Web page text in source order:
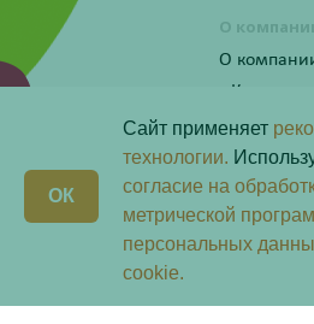
О
О
Контакты
Получите консультацию
8 (800) 201-40-60
Сайт применяет
технологии.
согласие на
метрической
персональных
cookie.
ОК
Скачай наше
приложение